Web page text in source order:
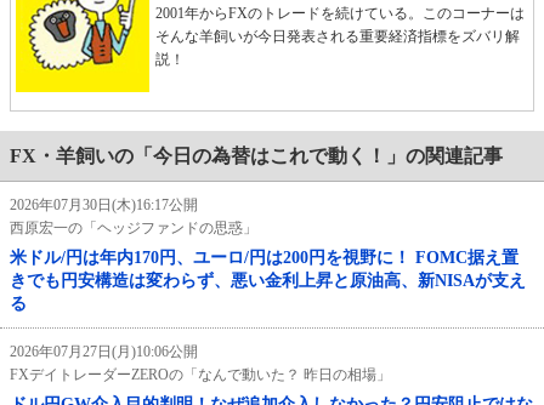
2001年からFXのトレードを続けている。このコーナーは
そんな羊飼いが今日発表される重要経済指標をズバリ解
説！
FX・羊飼いの「今日の為替はこれで動く！」の関連記事
2026年07月30日(木)16:17公開
西原宏一の「ヘッジファンドの思惑」
米ドル/円は年内170円、ユーロ/円は200円を視野に！ FOMC据え置
きでも円安構造は変わらず、悪い金利上昇と原油高、新NISAが支え
る
2026年07月27日(月)10:06公開
FXデイトレーダーZEROの「なんで動いた？ 昨日の相場」